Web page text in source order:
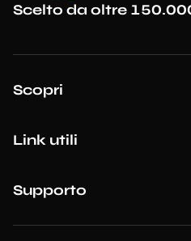
Scelto da oltre
Scopri
Link utili
Supporto